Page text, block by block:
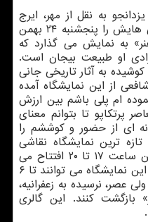
به نقل از مهر، ایرج
شافعی مجموعه جدیدی از نقاشی هایش را پنجشنبه ۲۴ بهمن
هنر» به نمایش می گذارد كه
او طبیعت بیجان است.
به آثار تاریخی جانی
از این نمایشگاه آمده
ام پلی باشم بین ارزش
پرتكاپو تا بتوانم معنای
ای از حضور و كوششم را
ترین نمایشگاه نقاشی
ایرج شافعی روز پنجشنبه ۲۴ بهمن ساعت ۱۷ تا ۲۰ افتتاح می
شود و علاقه مندان برای بازدید از این نمایشگاه می توانند تا ۶
تا ۲۰ به آدرس ولی عصر، نرسیده به زعفرانیه،
هنر» بازگشت كنند. این گالری